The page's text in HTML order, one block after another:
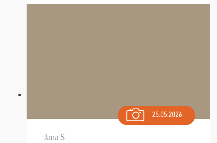
spomínať a zväžujeme repete budúci rok : ...
25.05.2026
Jana S.